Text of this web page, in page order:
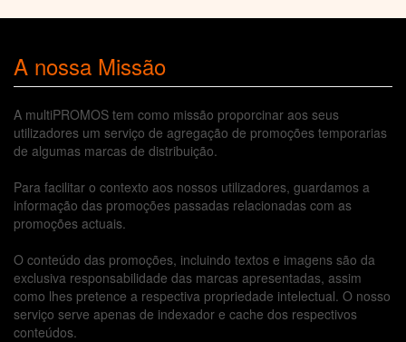
A nossa Missão
A multiPROMOS tem como missão proporcinar aos seus
utilizadores um serviço de agregação de promoções temporarias
de algumas marcas de distribuição.
Para facilitar o contexto aos nossos utilizadores, guardamos a
informação das promoções passadas relacionadas com as
promoções actuais.
O conteúdo das promoções, incluindo textos e imagens são da
exclusiva responsabilidade das marcas apresentadas, assim
como lhes pretence a respectiva propriedade intelectual. O nosso
serviço serve apenas de indexador e cache dos respectivos
conteúdos.